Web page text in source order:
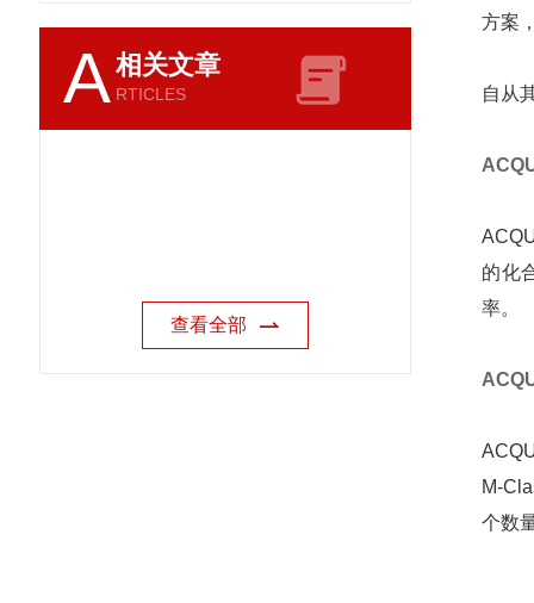
A相关文章
RTICLES
查看全部
方案
自从
的化
率。
M-
个数